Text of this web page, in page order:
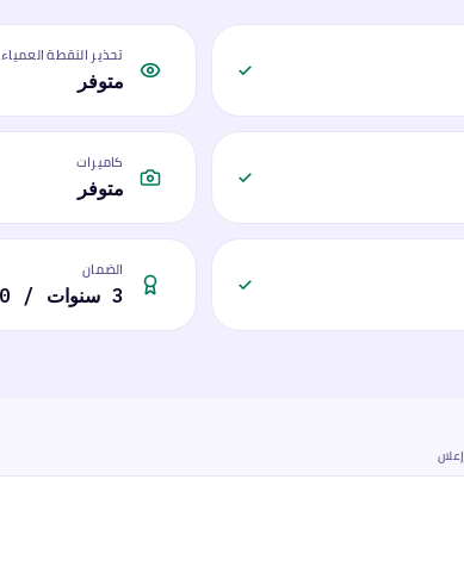
تحذير النقطة العمياء
متوفر
كاميرات
متوفر
الضمان
3 سنوات / 100,000 كم
إعلان